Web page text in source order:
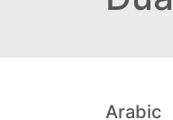
Arabic